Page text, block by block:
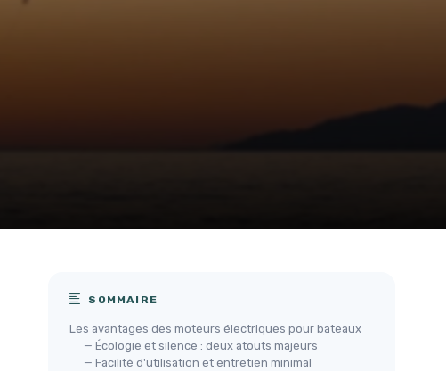
SOMMAIRE
Les avantages des moteurs électriques pour bateaux
— Écologie et silence : deux atouts majeurs
— Facilité d'utilisation et entretien minimal